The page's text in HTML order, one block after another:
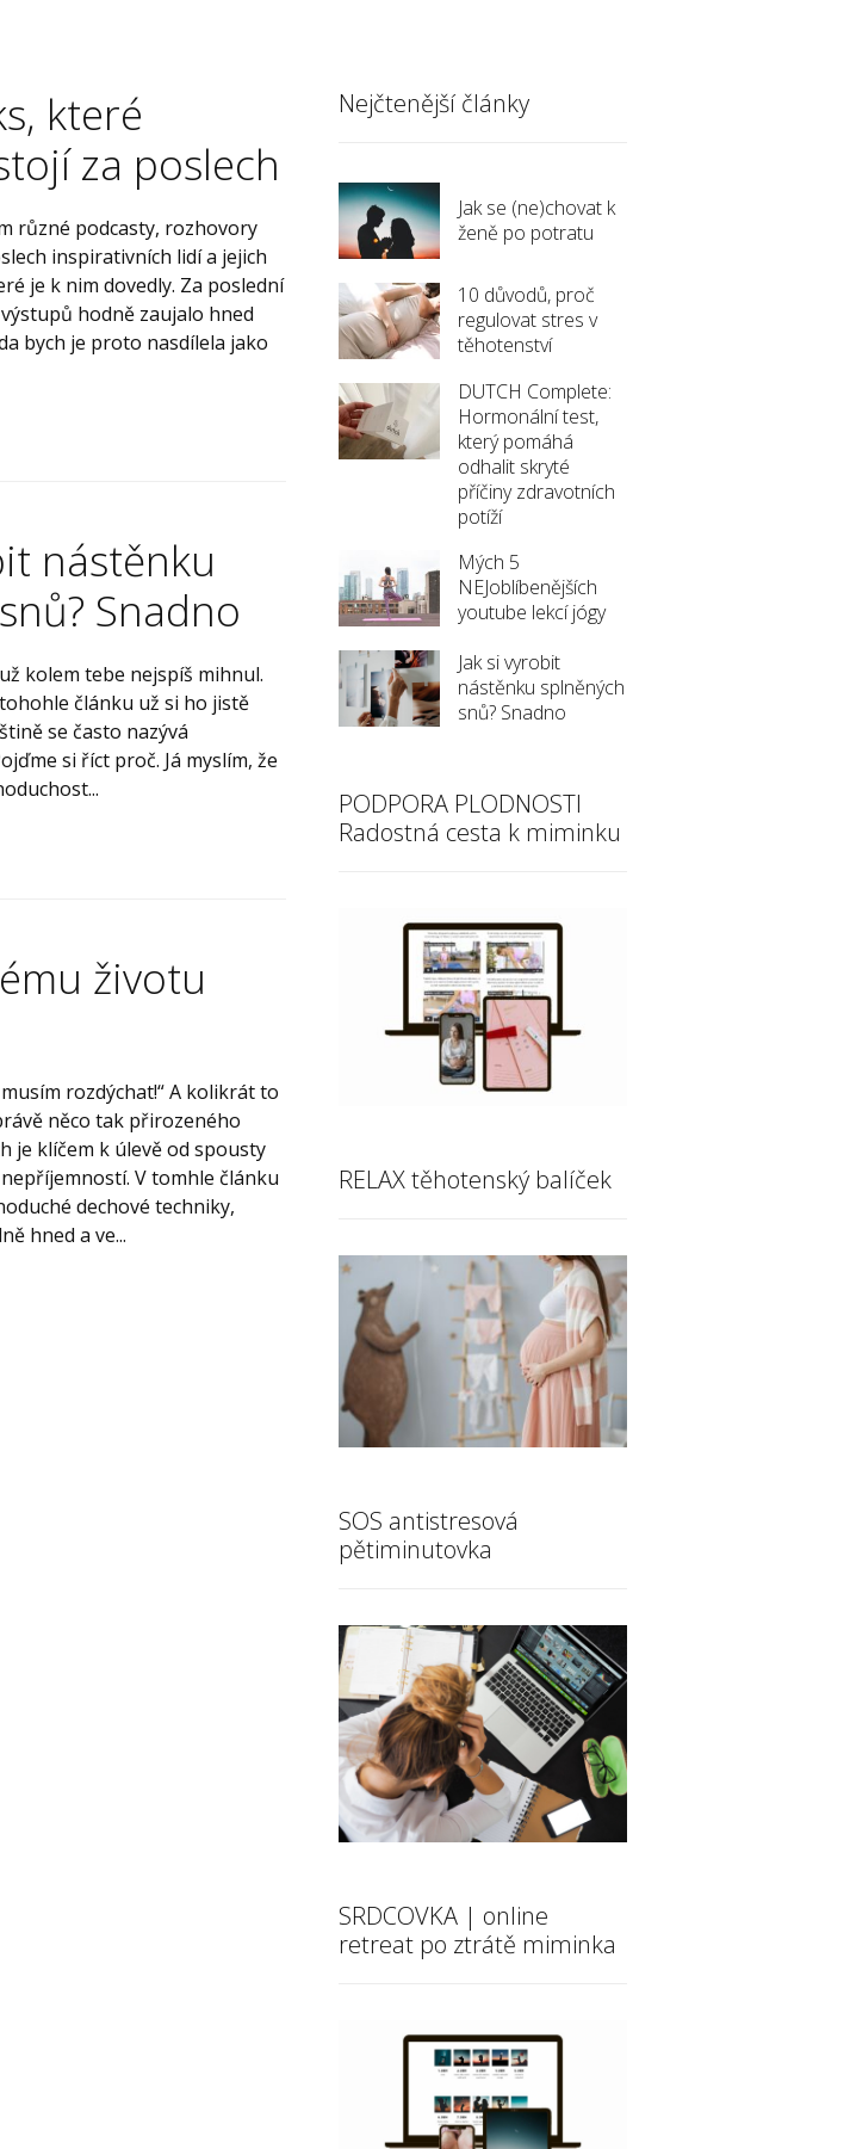
které
za poslech
různé podcasty, rozhovory
inspirativních lidí a jejich
je k nim dovedly. Za poslední
hodně zaujalo hned
bych je proto nasdílela jako
nástěnku
Snadno
kolem tebe nejspíš mihnul.
článku už si ho jistě
se často nazývá
si říct proč. Já myslím, že
životu
rozdýchat!“ A kolikrát to
něco tak přirozeného
je klíčem k úlevě od spousty
V tomhle článku
dechové techniky,
hned a ve...
Nejčtenější články
Jak se (ne)chovat k
ženě po potratu
10 důvodů, proč
regulovat stres v
těhotenství
DUTCH Complete:
Hormonální test,
který pomáhá
odhalit skryté
příčiny zdravotních
potíží
Mých 5
NEJoblíbenějších
youtube lekcí jógy
Jak si vyrobit
nástěnku splněných
snů? Snadno
PODPORA PLODNOSTI
Radostná cesta k miminku
RELAX těhotenský balíček
SOS antistresová
pětiminutovka
SRDCOVKA | online
retreat po ztrátě miminka